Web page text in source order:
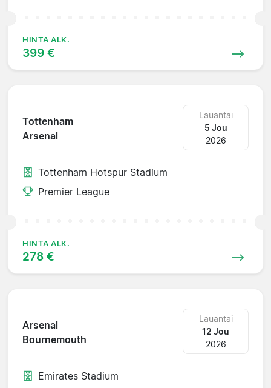
HINTA ALK.
399 €
Tottenham
Arsenal
Lauantai
5 Jou
2026
Tottenham Hotspur Stadium
Premier League
HINTA ALK.
278 €
Arsenal
Bournemouth
Lauantai
12 Jou
2026
Emirates Stadium